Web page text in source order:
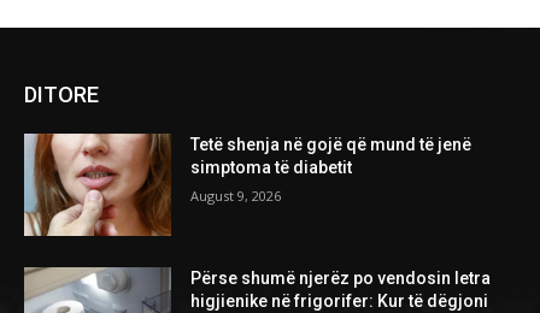
DITORE
Tetë shenja në gojë që mund të jenë
simptoma të diabetit
August 9, 2026
Përse shumë njerëz po vendosin letra
higjienike në frigorifer: Kur të dëgjoni